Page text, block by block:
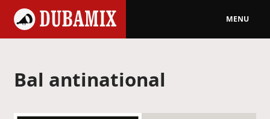
MENU
Bal antinational